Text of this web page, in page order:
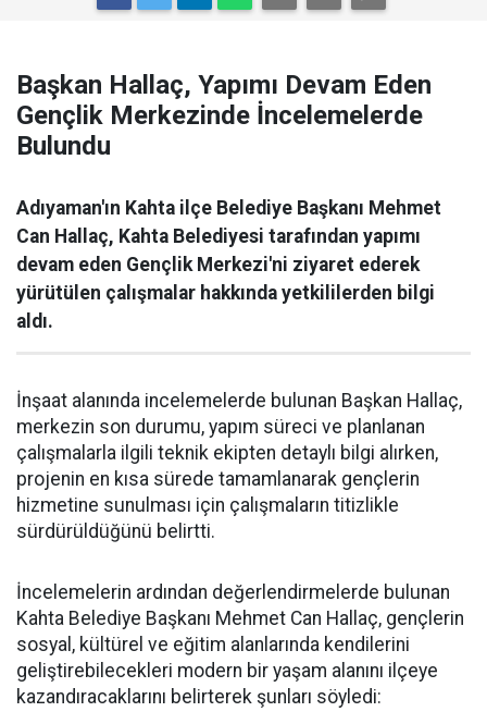
Başkan Hallaç, Yapımı Devam Eden
Gençlik Merkezinde İncelemelerde
Bulundu
Adıyaman'ın Kahta ilçe Belediye Başkanı Mehmet
Can Hallaç, Kahta Belediyesi tarafından yapımı
devam eden Gençlik Merkezi'ni ziyaret ederek
yürütülen çalışmalar hakkında yetkililerden bilgi
aldı.
İnşaat alanında incelemelerde bulunan Başkan Hallaç,
merkezin son durumu, yapım süreci ve planlanan
çalışmalarla ilgili teknik ekipten detaylı bilgi alırken,
projenin en kısa sürede tamamlanarak gençlerin
hizmetine sunulması için çalışmaların titizlikle
sürdürüldüğünü belirtti.
İncelemelerin ardından değerlendirmelerde bulunan
Kahta Belediye Başkanı Mehmet Can Hallaç, gençlerin
sosyal, kültürel ve eğitim alanlarında kendilerini
geliştirebilecekleri modern bir yaşam alanını ilçeye
kazandıracaklarını belirterek şunları söyledi: